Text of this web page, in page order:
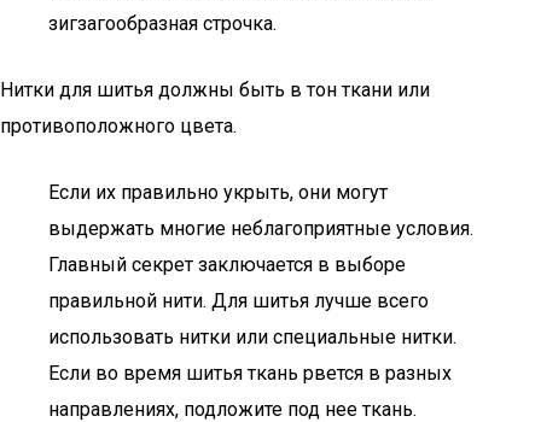
зигзагообразная строчка.
Нитки для шитья должны быть в тон ткани или
противоположного цвета.
Если их правильно укрыть, они могут
выдержать многие неблагоприятные условия.
Главный секрет заключается в выборе
правильной нити. Для шитья лучше всего
использовать нитки или специальные нитки.
Если во время шитья ткань рвется в разных
направлениях, подложите под нее ткань.